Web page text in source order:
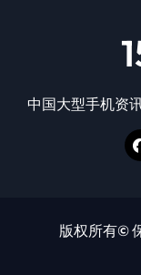
中国大型手机资
版权所有©